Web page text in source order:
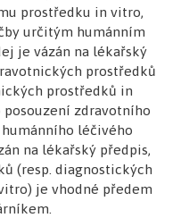
novinku!
se
prostředku in vitro,
určitým humánním
je vázán na lékařský
prostředků
prostředků in
zdravotního
léčivého
na lékařský předpis,
(resp. diagnostických
je vhodné předem